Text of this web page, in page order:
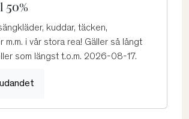
50%
kuddar, täcken,
m.m. i vår stora rea! Gäller så långt
som längst t.o.m. 2026-08-17.